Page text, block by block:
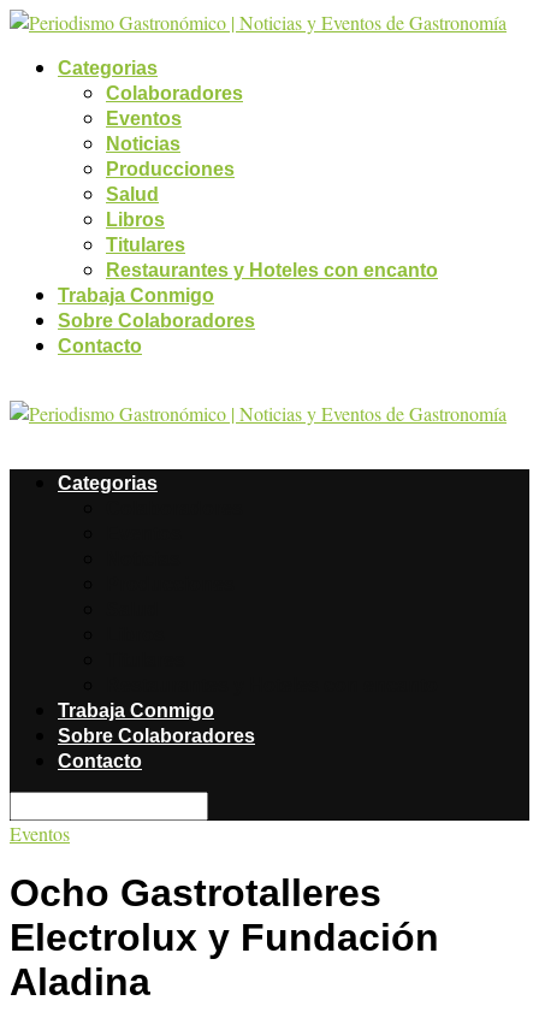
Categorias
Colaboradores
Eventos
Noticias
Producciones
Salud
Libros
Titulares
Restaurantes y Hoteles con encanto
Trabaja Conmigo
Sobre Colaboradores
Contacto
Categorias
Trabaja Conmigo
Sobre Colaboradores
Contacto
Eventos
Ocho Gastrotalleres
Electrolux y Fundación
Aladina